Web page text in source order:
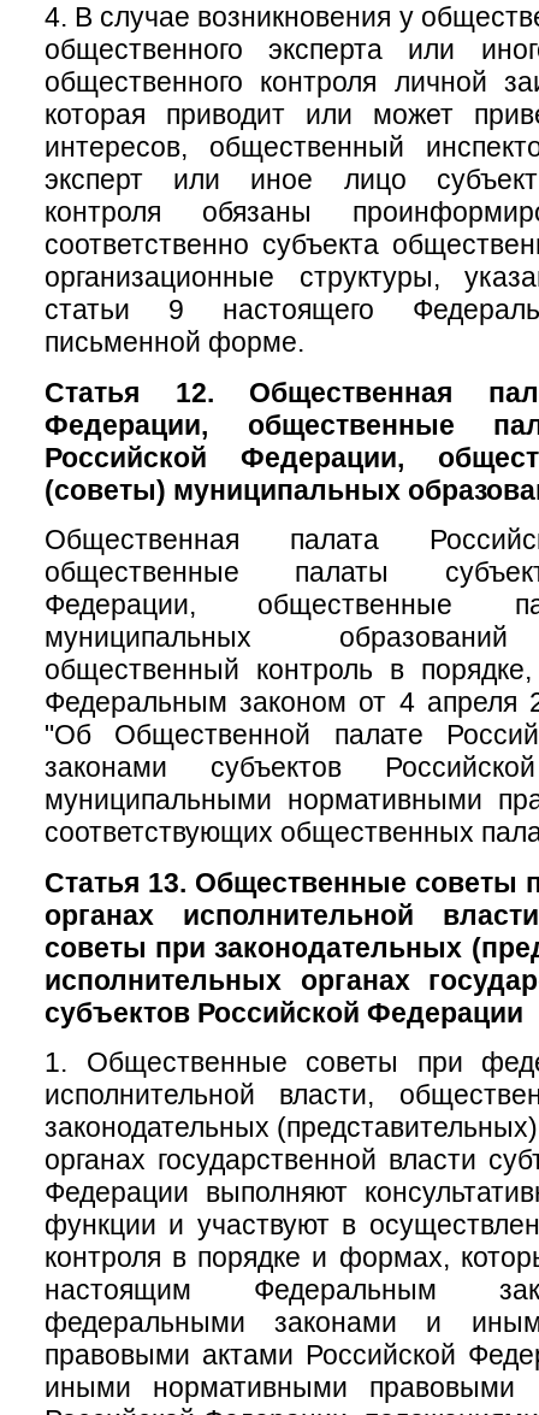
4. В случае возникновения у
общественного эксперта или
общественного контроля личной
которая приводит или может
интересов, общественный
эксперт или иное лицо
контроля обязаны
соответственно субъекта
организационные структуры,
статьи 9 настоящего
письменной форме.
Статья 12. Общественная
Федерации, общественные
Российской Федерации,
(советы) муниципальных
Общественная палата
общественные палаты
Федерации, общественные
муниципальных
общественный контроль в
Федеральным законом от 4 апреля
"Об Общественной палате
законами субъектов
муниципальными нормативными
соответствующих общественных
Статья 13. Общественные советы
органах исполнительной
советы при законодательных
исполнительных органах
субъектов Российской Федерации
1. Общественные советы при
исполнительной власти,
законодательных
органах государственной власти
Федерации выполняют
функции и участвуют в
контроля в порядке и формах,
настоящим Федеральным
федеральными законами и
правовыми актами Российской
иными нормативными правовыми